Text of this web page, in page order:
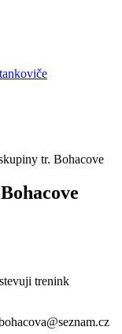
tr. Bohacove
trenink